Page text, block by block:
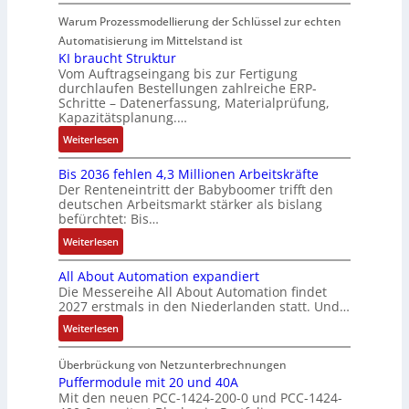
e
r
e
E
n
t
w
i
c
k
l
u
n
g
u
P
o
s
i
t
i
v
e
M
o
m
e
n
t
a
u
f
n
a
h
m
gd
b
o
t
i
k
o
n
i
n
F
a
n
u
c
C
N
C
-
S
y
s
t
e
m
e
h
n
i
k
-
G
e
s
c
h
ä
f
t
s
f
h
r
e
r
u
m
V
l
t
S
y
s
t
è
m
e
s
:
Q
2
-
E
r
g
e
b
n
i
s
s
e
e
e
r
V
e
r
t
r
i
e
b
s
-
u
n
d
M
a
r
k
e
t
Warum Prozessmodellierung der Schlüssel zur echten
Automatisierung im Mittelstand ist
KI braucht Struktur
Vom Auftragseingang bis zur Fertigung
durchlaufen Bestellungen zahlreiche ERP-
Schritte – Datenerfassung, Materialprüfung,
Kapazitätsplanung.…
Weiterlesen:
K
I
b
r
a
u
c
h
t
S
t
r
u
k
t
Bis 2036 fehlen 4,3 Millionen Arbeitskräfte
Der Renteneintritt der Babyboomer trifft den
deutschen Arbeitsmarkt stärker als bislang
befürchtet: Bis…
Weiterlesen:
B
i
s
2
0
3
6
f
e
All About Automation expandiert
Die Messereihe All About Automation findet
2027 erstmals in den Niederlanden statt. Und…
Weiterlesen:
A
l
l
A
Überbrückung von Netzunterbrechnungen
Puffermodule mit 20 und 40A
Mit den neuen PCC-1424-200-0 und PCC-1424-